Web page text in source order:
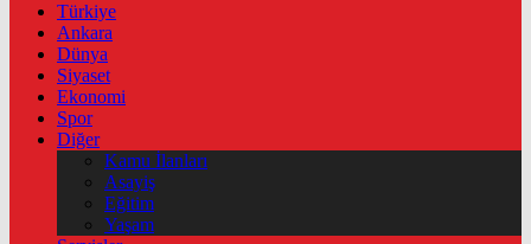
Türkiye
Ankara
Dünya
Siyaset
Ekonomi
Spor
Diğer
Kamu İlanları
Asayiş
Eğitim
Yaşam